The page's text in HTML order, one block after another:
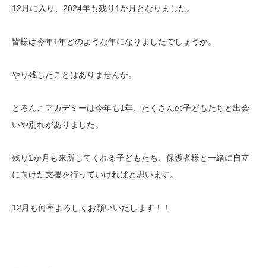
12月に入り、2024年も残り1か月となりました。
皆様は今年1年どのような年になりましたでしょうか。
やり残したことはありませんか。
とろんこアカデミーは今年も1年、たくさんの子どもたちと出会
いや別れがありました。
残り1か月も来所してくれる子どもたち、保護者様と一緒に自立
に向けた支援を行っていければと思います。
12月も何卒よろしくお願いいたします！！